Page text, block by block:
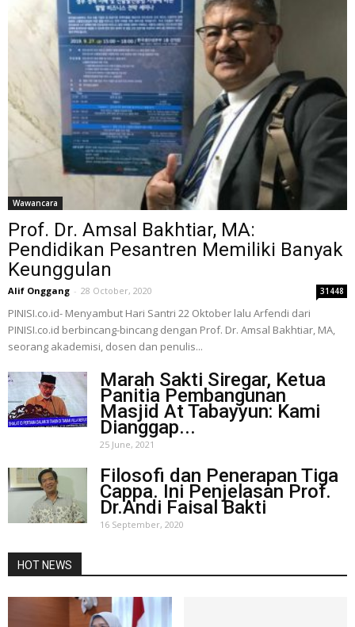
Wawancara
Prof. Dr. Amsal Bakhtiar, MA:
Pendidikan Pesantren Memiliki Banyak
Keunggulan
Alif Onggang - 28 October, 2020 31448
PINISI.co.id- Menyambut Hari Santri 22 Oktober lalu Arfendi dari
PINISI.co.id berbincang-bincang dengan Prof. Dr. Amsal Bakhtiar, MA,
seorang akademisi, dosen dan penulis...
Marah Sakti Siregar, Ketua
Panitia Pembangunan
Masjid At Tabayyun: Kami
Dianggap...
25 June, 2021
Filosofi dan Penerapan Tiga
Cappa. Ini Penjelasan Prof.
Dr.Andi Faisal Bakti
16 September, 2020
HOT NEWS